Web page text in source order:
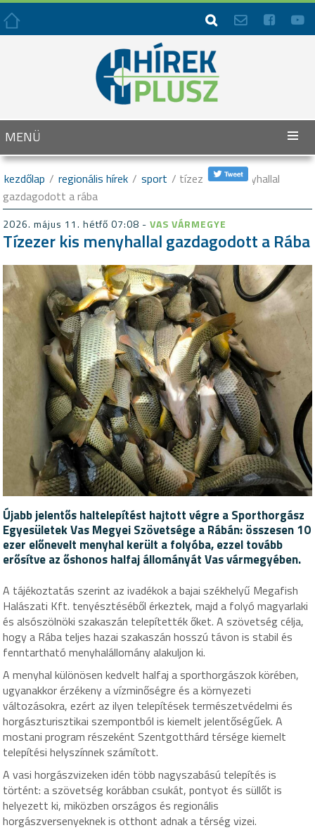
   
MENÜ
kezdőlap / regionális hírek / sport / tízezer kis menyhallal
gazdagodott a rába
2026. május 11. hétfő 07:08 -VAS VÁRMEGYE
Tízezer kis menyhallal gazdagodott a Rába
Újabb jelentős haltelepítést hajtott végre a Sporthorgász
Egyesületek Vas Megyei Szövetsége a Rábán: összesen 10
ezer előnevelt menyhal került a folyóba, ezzel tovább
erősítve az őshonos halfaj állományát Vas vármegyében.
A tájékoztatás szerint az ivadékok a bajai székhelyű Megafish
Halászati Kft. tenyésztéséből érkeztek, majd a folyó magyarlaki
és alsószölnöki szakaszán telepítették őket. A szövetség célja,
hogy a Rába teljes hazai szakaszán hosszú távon is stabil és
fenntartható menyhalállomány alakuljon ki.
A menyhal különösen kedvelt halfaj a sporthorgászok körében,
ugyanakkor érzékeny a vízminőségre és a környezeti
változásokra, ezért az ilyen telepítések természetvédelmi és
horgászturisztikai szempontból is kiemelt jelentőségűek. A
mostani program részeként Szentgotthárd térsége kiemelt
telepítési helyszínnek számított.
A vasi horgászvizeken idén több nagyszabású telepítés is
történt: a szövetség korábban csukát, pontyot és süllőt is
helyezett ki, miközben országos és regionális
horgászversenyeknek is otthont adnak a térség vizei.